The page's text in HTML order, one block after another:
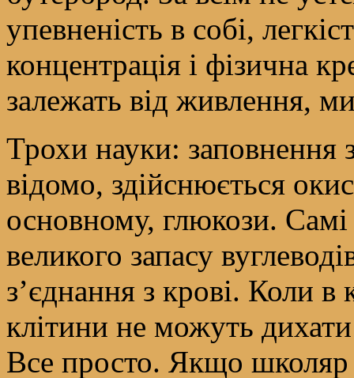
упевненість в собі,
концентрація і фізична
залежать від живлення,
Трохи науки: заповнення
відомо, здійснюється
основному, глюкози. Самі
великого запасу
з’єднання з крові. Коли в
клітини не можуть
Все просто. Якщо школяр